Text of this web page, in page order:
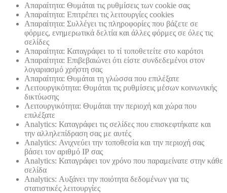
Απαραίτητα: Θυμάται τις ρυθμίσεις των cookie σας
Απαραίτητα: Επιτρέπει τις λειτουργίες cookies
Απαραίτητα: Συλλέγει τις πληροφορίες που βάζετε σε
φόρμες, ενημερωτικά δελτία και άλλες φόρμες σε όλες τις
σελίδες
Απαραίτητα: Καταγράφει το τί τοποθετείτε στο καρότσι
Απαραίτητα: Επιβεβαιώνει ότι είστε συνδεδεμένοι στον
λογαριασμό χρήστη σας
Απαραίτητα: Θυμάται τη γλώσσα που επιλέξατε
Λειτουργικότητα: Θυμάται τις ρυθμίσεις μέσων κοινωνικής
δικτύωσης
Λειτουργικότητα: Θυμάται την περιοχή και χώρα που
επιλέξατε
Analytics: Καταγράφει τις σελίδες που επισκεφτήκατε και
την αλληλεπίδραση σας με αυτές
Analytics: Ανιχνεύει την τοποθεσία και την περιοχή σας
βάσει τον αριθμό ΙΡ σας
Analytics: Καταγράφει τον χρόνο που παραμείνατε στην κάθε
σελίδα
Analytics: Αυξάνει την ποιότητα δεδομένων για τις
στατιστικές λειτουργίες